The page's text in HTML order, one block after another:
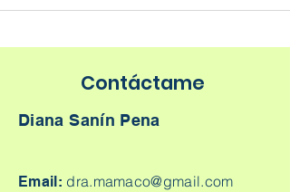
Contáctame
Diana Sanín Pena
Email: dra.mamaco@gmail.com